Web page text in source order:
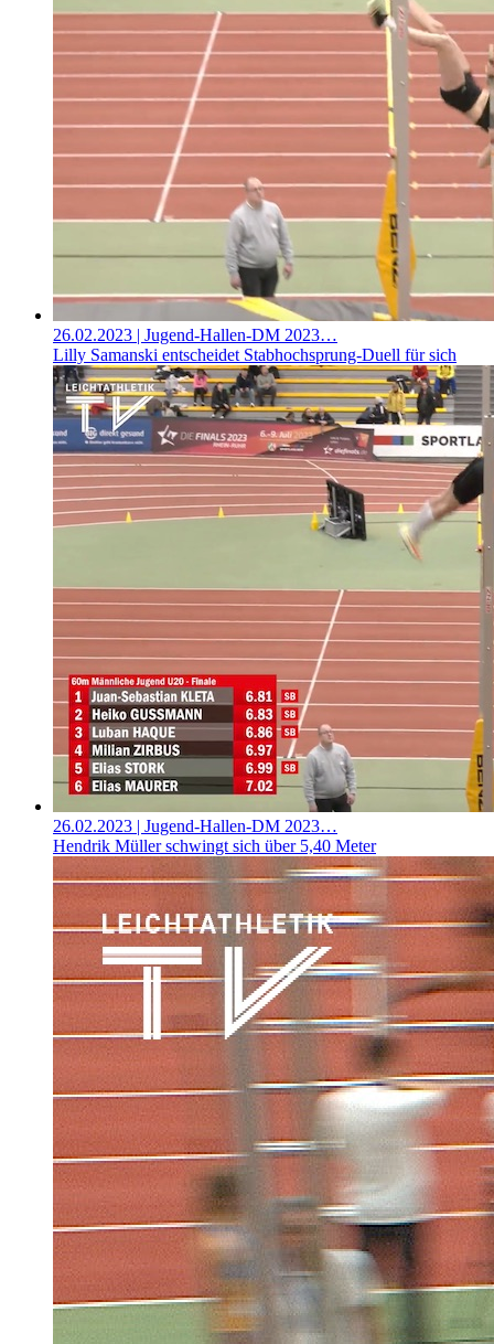
26.02.2023 | Jugend-Hallen-DM 2023…
Lilly Samanski entscheidet Stabhochsprung-Duell für sich
26.02.2023 | Jugend-Hallen-DM 2023…
Hendrik Müller schwingt sich über 5,40 Meter